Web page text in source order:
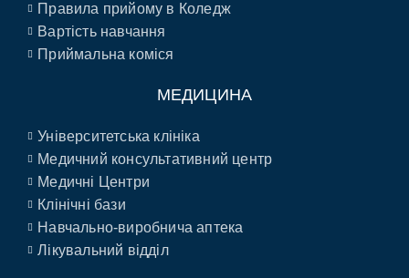
Правила прийому в Коледж
Вартість навчання
Приймальна коміся
МЕДИЦИНА
Університетська клініка
Медичний консультативний центр
Медичні Центри
Клінічні бази
Навчально-виробнича аптека
Лікувальний відділ